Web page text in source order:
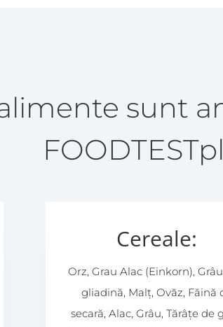
sunt
Cereale:
Orz, Grau Alac (Einkorn),
gliadină, Malț, Ovăz, Făină
secară, Alac, Grâu, Tărâțe de